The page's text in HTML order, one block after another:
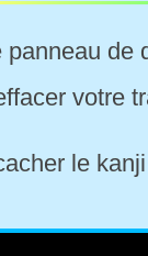
de
votre
le